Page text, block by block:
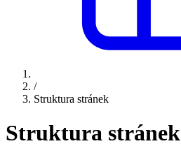
/
Struktura stránek
Struktura stránek